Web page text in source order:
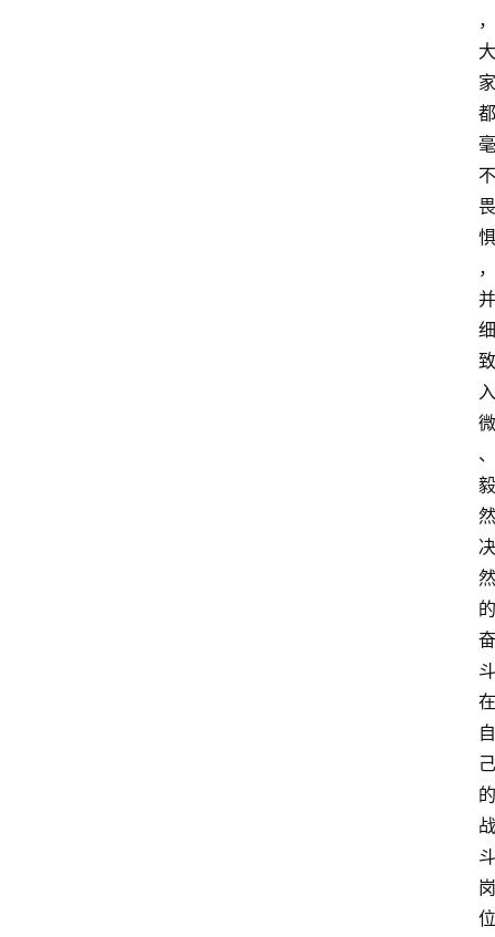
，
大
家
都
毫
不
畏
惧
，
并
细
致
入
微
、
毅
然
决
然
的
奋
斗
在
自
己
的
战
斗
岗
位